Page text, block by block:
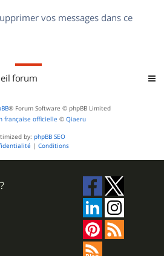
vos messages dans ce
forum
® Forum Software © phpBB Limited
française officielle © Qiaeru
by: phpBB SEO
| Conditions